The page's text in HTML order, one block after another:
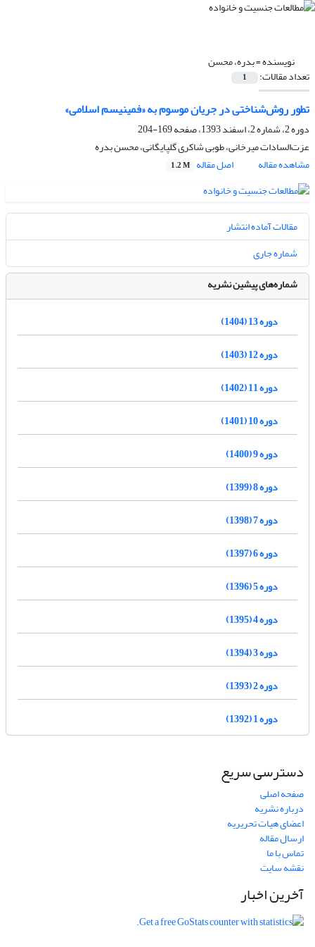
نویسنده =بدره، محسن
تعداد مقالات: 1
تطور روش‌شناختی در جریان موسوم به «فمینیسم اسلامی»
دوره 2، شماره 2، اسفند 1393، صفحه
169-204
عزت‌السادات میرخانی، طوبی شاکری گلپایگانی، محسن بدره
مشاهده مقاله
اصل مقاله 1.2 M
مقالات آماده انتشار
شماره جاری
شماره‌های پیشین نشریه
دوره 13 (1404)
دوره 12 (1403)
دوره 11 (1402)
دوره 10 (1401)
دوره 9 (1400)
دوره 8 (1399)
دوره 7 (1398)
دوره 6 (1397)
دوره 5 (1396)
دوره 4 (1395)
دوره 3 (1394)
دوره 2 (1393)
دوره 1 (1392)
دسترسی سریع
صفحه اصلی
درباره نشریه
اعضای هیات تحریریه
ارسال مقاله
تماس با ما
نقشه سایت
آخرین اخبار